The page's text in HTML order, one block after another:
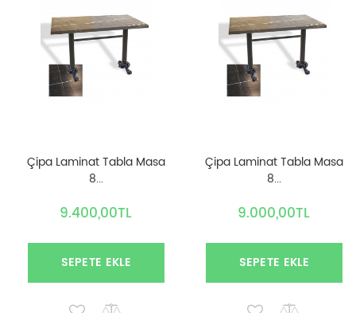
Çipa Laminat Tabla Masa
8...
9.400,00TL
SEPETE EKLE
Çipa Laminat Tabla Masa
8...
9.000,00TL
SEPETE EKLE